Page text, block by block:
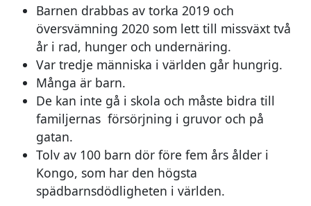
Barnen drabbas av torka 2019 och
översvämning 2020 som lett till missväxt två
år i rad, hunger och undernäring.
Var tredje människa i världen går hungrig.
Många är barn.
De kan inte gå i skola och måste bidra till
familjernas försörjning i gruvor och på
gatan.
Tolv av 100 barn dör före fem års ålder i
Kongo, som har den högsta
spädbarnsdödligheten i världen.